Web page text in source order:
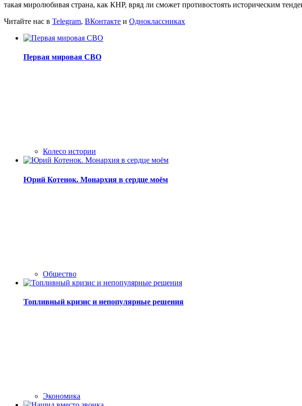
такая миролюбивая страна, как КНР, вряд ли сможет противостоять историческим
Читайте нас в Telegram, ВКонтакте и Одноклассниках
Первая мировая СВО
Колесо истории
Юрий Котенок. Монархия в сердце моём
Общество
Топливный кризис и непопулярные решения
Экономика